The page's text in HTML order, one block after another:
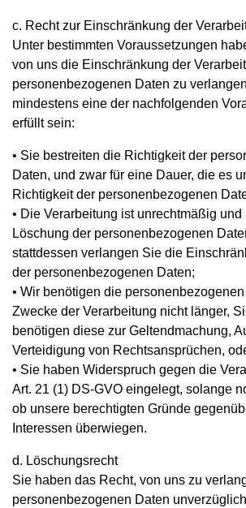
c. Recht zur Einschränkung der
Unter bestimmten Voraussetzungen
von uns die Einschränkung der
personenbezogenen Daten zu
mindestens eine der nachfolgenden
erfüllt sein:
• Sie bestreiten die Richtigkeit der
Daten, und zwar für eine Dauer, die es
Richtigkeit der personenbezogenen
• Die Verarbeitung ist unrechtmäßig
Löschung der personenbezogenen
stattdessen verlangen Sie die
der personenbezogenen Daten;
• Wir benötigen die
Zwecke der Verarbeitung nicht länger,
benötigen diese zur Geltendmachung,
Verteidigung von Rechtsansprüchen,
• Sie haben Widerspruch gegen die
Art. 21 (1) DS-GVO eingelegt, solange
ob unsere berechtigten Gründe
Interessen überwiegen.
d. Löschungsrecht
Sie haben das Recht, von uns zu
personenbezogenen Daten